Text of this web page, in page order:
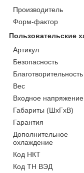
Производитель
Форм-фактор
Пользовательские
Артикул
Безопасность
Благотворительность
Вес
Входное напряжение
Габариты (ШхГхВ)
Гарантия
Дополнительное
охлаждение
Код НКТ
Код ТН ВЭД